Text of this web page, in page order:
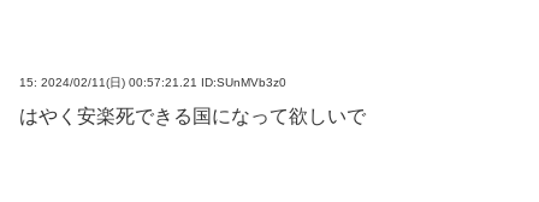
15: 2024/02/11(日) 00:57:21.21 ID:SUnMVb3z0
はやく安楽死できる国になって欲しいで